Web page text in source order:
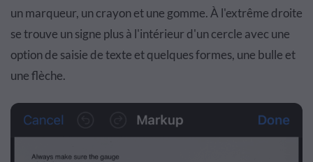
un marqueur, un crayon et une gomme. À l'extrême droite
se trouve un signe plus à l'intérieur d'un cercle avec une
option de saisie de texte et quelques formes, une bulle et
une flèche.